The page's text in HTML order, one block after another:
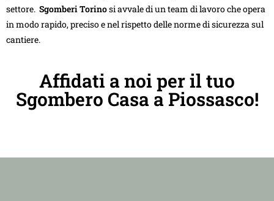
settore. Sgomberi Torinosi avvale di un team di lavoro che opera
in modo rapido, preciso e nel rispetto delle norme di sicurezza sul
cantiere.
Affidati a noi per il tuo
Sgombero Casa a Piossasco!